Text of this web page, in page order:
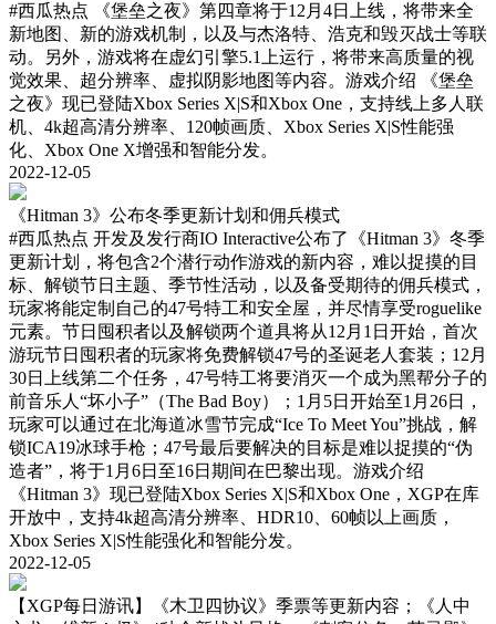
#西瓜热点
《堡垒之夜》第四章将于12月4日上线，将带来全
新地图、新的游戏机制，以及与杰洛特、浩克和毁灭战士等联
动。另外，游戏将在虚幻引擎5.1上运行，将带来高质量的视
觉效果、超分辨率、虚拟阴影地图等内容。游戏介绍 《堡垒
之夜》现已登陆Xbox Series X|S和Xbox One，支持线上多人联
机、4k超高清分辨率、120帧画质、Xbox Series X|S性能强
化、Xbox One X增强和智能分发。
2022-12-05
《Hitman 3》公布冬季更新计划和佣兵模式
#西瓜热点 开发及发行商IO Interactive公布了《Hitman 3》冬季
更新计划，将包含2个潜行动作游戏的新内容，难以捉摸的目
标、解锁节日主题、季节性活动，以及备受期待的佣兵模式，
玩家将能定制自己的47号特工和安全屋，并尽情享受roguelike
元素。节日囤积者以及解锁两个道具将从12月1日开始，首次
游玩节日囤积者的玩家将免费解锁47号的圣诞老人套装；12月
30日上线第二个任务，47号特工将要消灭一个成为黑帮分子的
前音乐人“坏小子”（The Bad Boy）；1月5日开始至1月26日，
玩家可以通过在北海道冰雪节完成“Ice To Meet You”挑战，解
锁ICA19冰球手枪；47号最后要解决的目标是难以捉摸的“伪
造者”，将于1月6日至16日期间在巴黎出现。游戏介绍
《Hitman 3》现已登陆Xbox Series X|S和Xbox One，XGP在库
开放中，支持4k超高清分辨率、HDR10、60帧以上画质，
Xbox Series X|S性能强化和智能分发。
2022-12-05
【XGP每日游讯】《木卫四协议》季票等更新内容；《人中